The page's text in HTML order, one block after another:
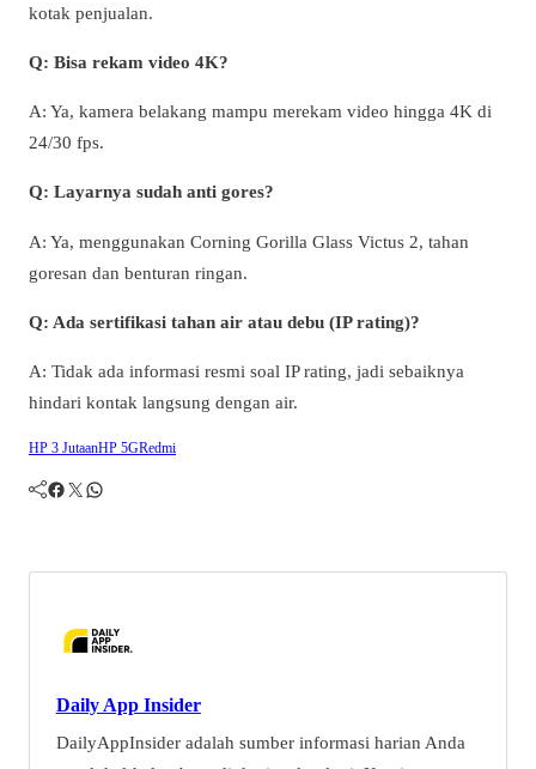
kotak penjualan.
Q: Bisa rekam video 4K?
A: Ya, kamera belakang mampu merekam video hingga 4K di
24/30 fps.
Q: Layarnya sudah anti gores?
A: Ya, menggunakan Corning Gorilla Glass Victus 2, tahan
goresan dan benturan ringan.
Q: Ada sertifikasi tahan air atau debu (IP rating)?
A: Tidak ada informasi resmi soal IP rating, jadi sebaiknya
hindari kontak langsung dengan air.
HP 3 JutaanHP 5GRedmi
Facebook Twitter WhatsApp
Daily App Insider
DailyAppInsider adalah sumber informasi harian Anda